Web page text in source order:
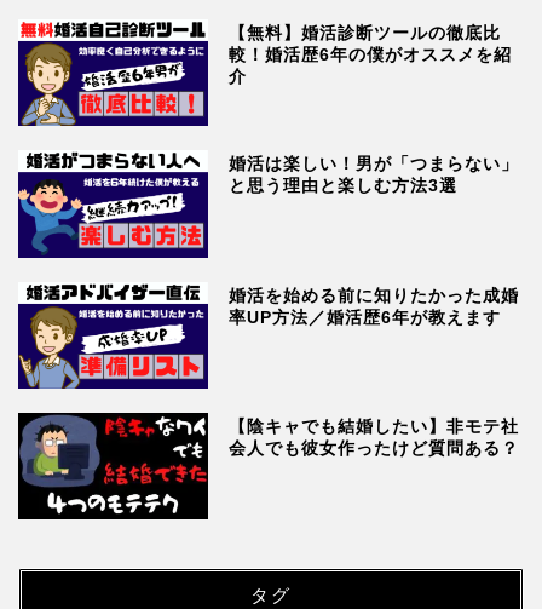
【無料】婚活診断ツールの徹底比
較！婚活歴6年の僕がオススメを紹
介
婚活は楽しい！男が「つまらない」
と思う理由と楽しむ方法3選
婚活を始める前に知りたかった成婚
率UP方法／婚活歴6年が教えます
【陰キャでも結婚したい】非モテ社
会人でも彼女作ったけど質問ある？
タグ